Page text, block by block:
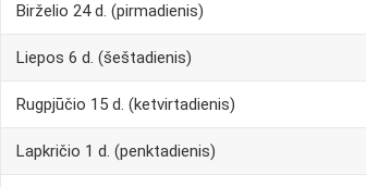
Birželio 24 d. (pirmadienis)
Liepos 6 d. (šeštadienis)
Rugpjūčio 15 d. (ketvirtadienis)
Lapkričio 1 d. (penktadienis)